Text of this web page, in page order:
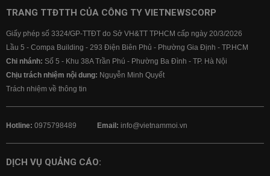
TRANG TTĐTTH CỦA CÔNG TY VIETNEWSCORP
Giấy phép số 3324/GP-TTĐT do Sở VH&TT TPHCM cấp ngày 20/3/2026
Lầu 5 - Compa Building - 293 Điện Biên Phủ - Phường Gia Định - TP.HCM
Chi nhánh: Số 5 - Khu 38A Trần Phú - Phường Ba Đình - TP. Hà Nội
Chịu trách nhiệm nội dung: Nguyễn Minh Quyết
Trách nhiệm về thông tin
Hotline: 0975798489 Email: info@vietnammoi.vn
DỊCH VỤ QUẢNG CÁO: